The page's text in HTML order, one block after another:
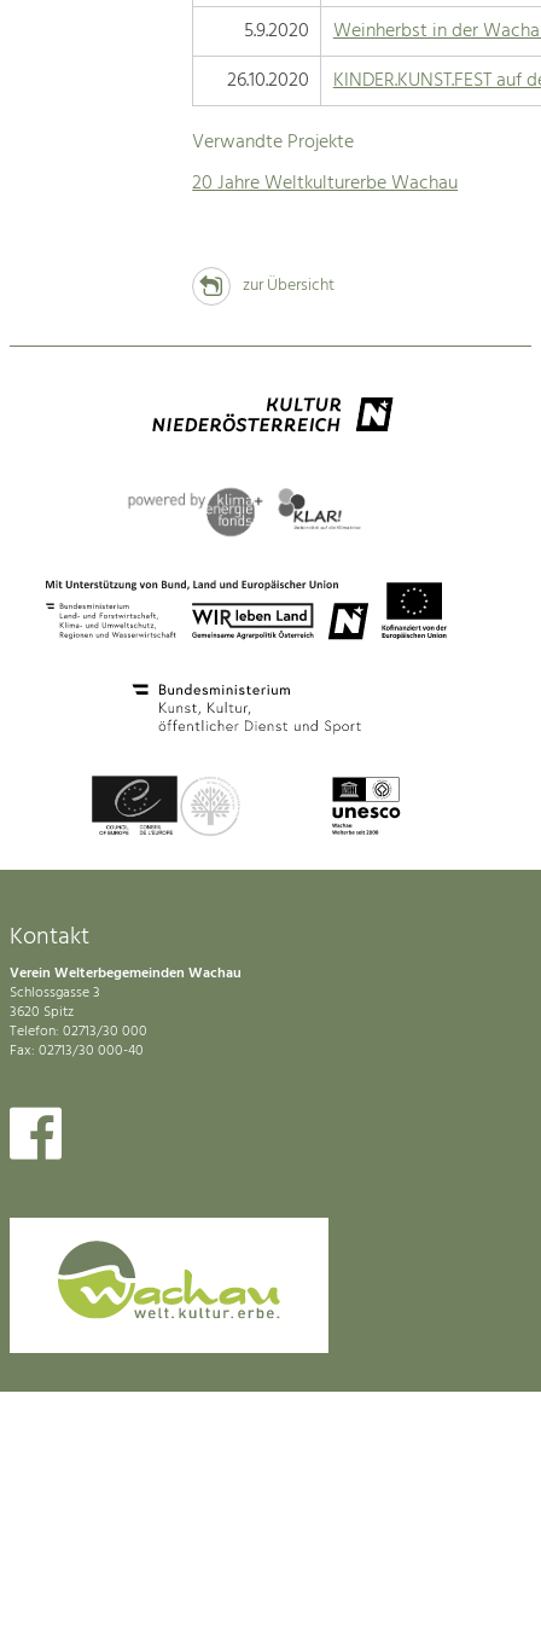
5.9.2020
Weinherbst in der
26.10.2020
KINDER.KUNST.FEST
Verwandte Projekte
20 Jahre Weltkulturerbe Wachau
zur Übersicht
Kontakt
Verein Welterbegemeinden Wachau
Schlossgasse 3
3620 Spitz
Telefon: 02713/30 000
Fax: 02713/30 000-40